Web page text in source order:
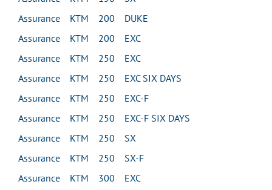
Assurance KTM 200 DUKE
Assurance KTM 200 EXC
Assurance KTM 250 EXC
Assurance KTM 250 EXC SIX DAYS
Assurance KTM 250 EXC-F
Assurance KTM 250 EXC-F SIX DAYS
Assurance KTM 250 SX
Assurance KTM 250 SX-F
Assurance KTM 300 EXC